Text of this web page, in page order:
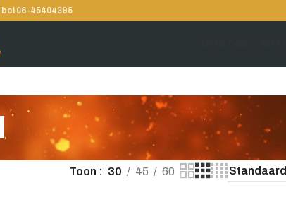
bel 06-45404395
Toon 30 45 60